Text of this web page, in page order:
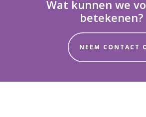
Wat kunnen we
betekenen?
NEEM CONTACT